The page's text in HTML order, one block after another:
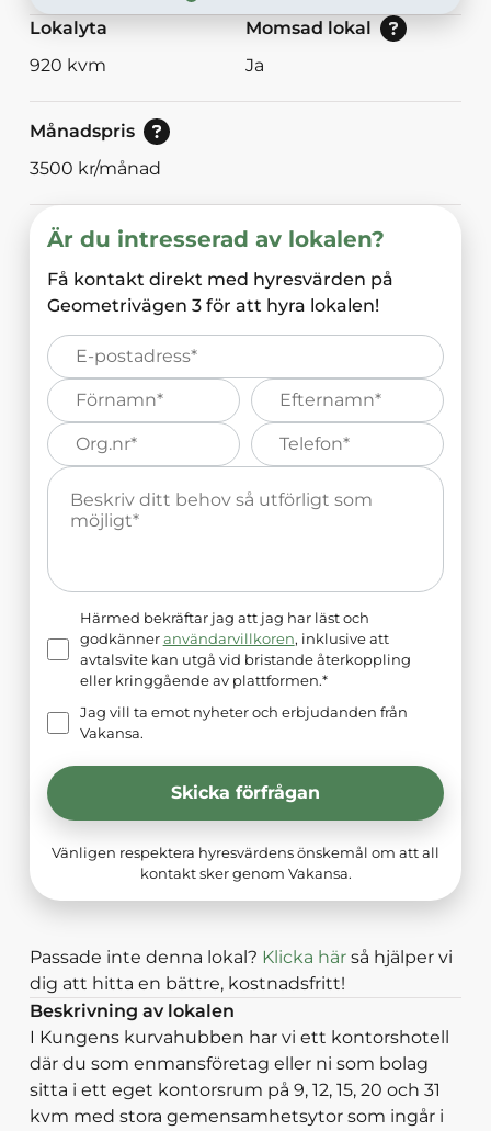
Lokalyta
920 kvm
Momsad lokal
Nej: Lokalen är momsbefriad.<br/>Ja:
Ja
Månadspris
Pris vid bokning av 30<br/>eller mer dagar.
3500 kr/månad
Är du intresserad av lokalen?
Få kontakt direkt med hyresvärden på
Geometrivägen 3 för att hyra lokalen!
E-
post*
Förnamn*
Efternamn*
Organisations
nummer*
Telefonnummer*
Meddelande*
Härmed bekräftar jag att jag har läst och
godkänner användarvillkoren, inklusive att
avtalsvite kan utgå vid bristande återkoppling
eller kringgående av plattformen.*
Jag vill ta emot nyheter och erbjudanden från
Vakansa.
Skicka förfrågan
Vänligen respektera hyresvärdens önskemål om att all
kontakt sker genom Vakansa.
Passade inte denna lokal? Klicka här så hjälper vi
dig att hitta en bättre, kostnadsfritt!
Beskrivning av lokalen
I Kungens kurvahubben har vi ett kontorshotell
där du som enmansföretag eller ni som bolag
sitta i ett eget kontorsrum på 9, 12, 15, 20 och 31
kvm med stora gemensamhetsytor som ingår i